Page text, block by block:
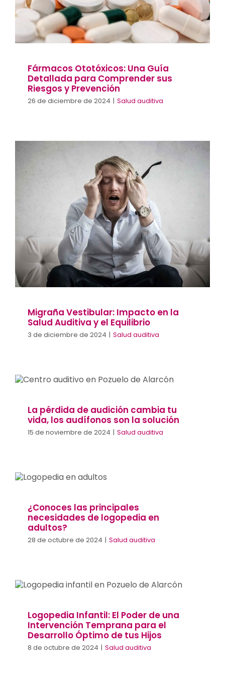
Contacto
Fármacos Ototóxicos: Una Guía
Detallada para Comprender sus
Riesgos y Prevención
26 de diciembre de 2024 | Salud auditiva
Migraña Vestibular: Impacto en la Salud
Auditiva y el Equilibrio
Salud auditiva
Migraña Vestibular: Impacto en la
Salud Auditiva y el Equilibrio
3 de diciembre de 2024 | Salud auditiva
los audífonos son la solución
La pérdida de audición cambia tu
vida, los audífonos son la solución
15 de noviembre de 2024 | Salud auditiva
de logopedia en adultos?
¿Conoces las principales
necesidades de logopedia en
adultos?
28 de octubre de 2024 | Salud auditiva
Intervención Temprana para el
Desarrollo Óptimo de tus Hijos
Logopedia Infantil: El Poder de una
Intervención Temprana para el
Desarrollo Óptimo de tus Hijos
8 de octubre de 2024 | Salud auditiva